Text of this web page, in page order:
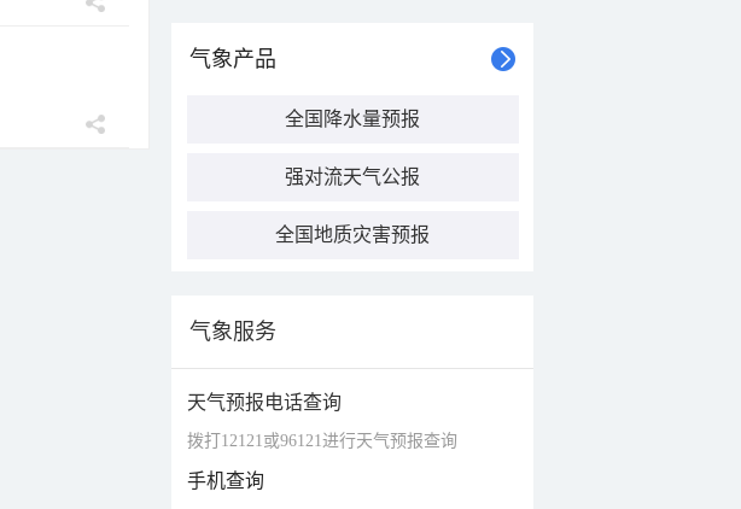
气象产品
全国降水量预报
强对流天气公报
全国地质灾害预报
气象服务
天气预报电话查询
拨打12121或96121进行天气预报查询
手机查询